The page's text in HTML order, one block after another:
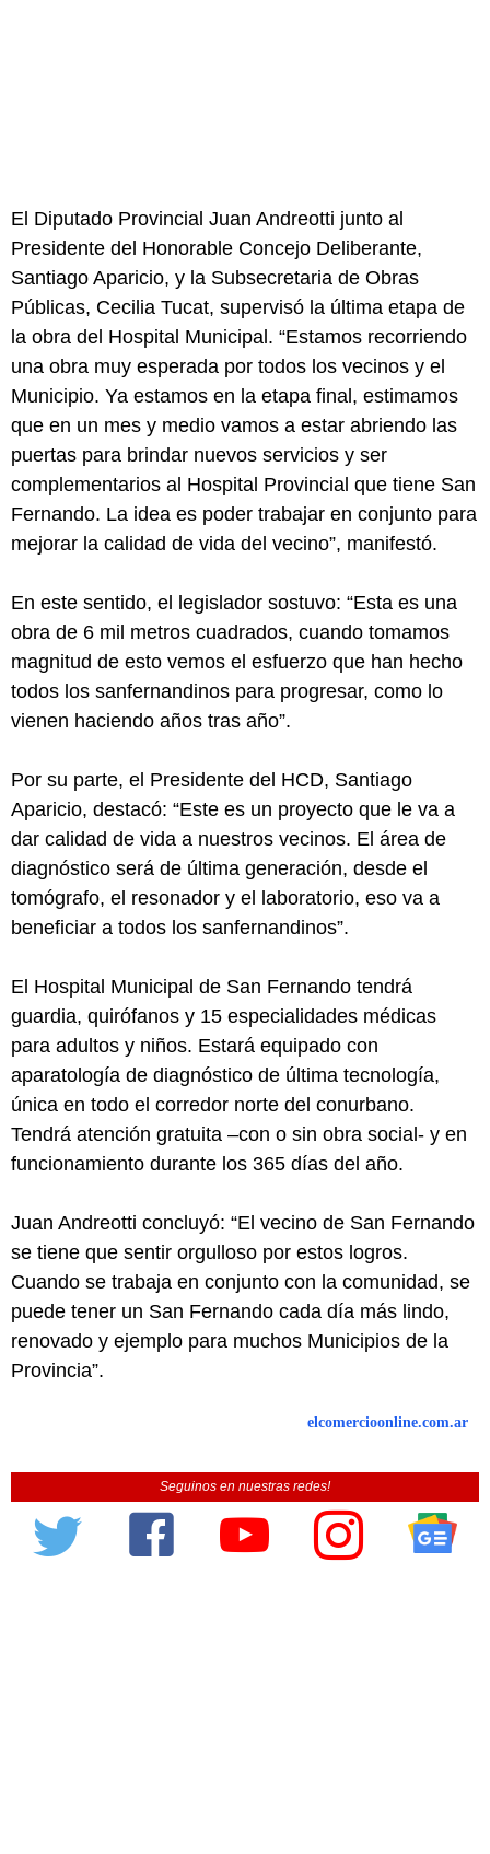
El Diputado Provincial Juan Andreotti junto al
Presidente del Honorable Concejo Deliberante,
Santiago Aparicio, y la Subsecretaria de Obras
Públicas, Cecilia Tucat, supervisó la última etapa de
la obra del Hospital Municipal. “Estamos recorriendo
una obra muy esperada por todos los vecinos y el
Municipio. Ya estamos en la etapa final, estimamos
que en un mes y medio vamos a estar abriendo las
puertas para brindar nuevos servicios y ser
complementarios al Hospital Provincial que tiene San
Fernando. La idea es poder trabajar en conjunto para
mejorar la calidad de vida del vecino”, manifestó.
En este sentido, el legislador sostuvo: “Esta es una
obra de 6 mil metros cuadrados, cuando tomamos
magnitud de esto vemos el esfuerzo que han hecho
todos los sanfernandinos para progresar, como lo
vienen haciendo años tras año”.
Por su parte, el Presidente del HCD, Santiago
Aparicio, destacó: “Este es un proyecto que le va a
dar calidad de vida a nuestros vecinos. El área de
diagnóstico será de última generación, desde el
tomógrafo, el resonador y el laboratorio, eso va a
beneficiar a todos los sanfernandinos”.
El Hospital Municipal de San Fernando tendrá
guardia, quirófanos y 15 especialidades médicas
para adultos y niños. Estará equipado con
aparatología de diagnóstico de última tecnología,
única en todo el corredor norte del conurbano.
Tendrá atención gratuita –con o sin obra social- y en
funcionamiento durante los 365 días del año.
Juan Andreotti concluyó: “El vecino de San Fernando
se tiene que sentir orgulloso por estos logros.
Cuando se trabaja en conjunto con la comunidad, se
puede tener un San Fernando cada día más lindo,
renovado y ejemplo para muchos Municipios de la
Provincia”.
elcomercioonline.com.ar
Seguinos en nuestras redes!